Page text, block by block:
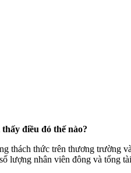
điều đó thế nào?
thức trên thương trường
lượng nhân viên đông và tổng